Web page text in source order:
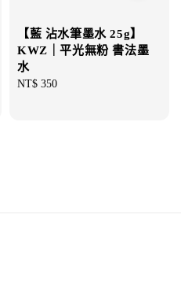
【藍 沾水筆墨水 25g】
KWZ｜平光無粉 書法墨
水
Regular
NT$ 350